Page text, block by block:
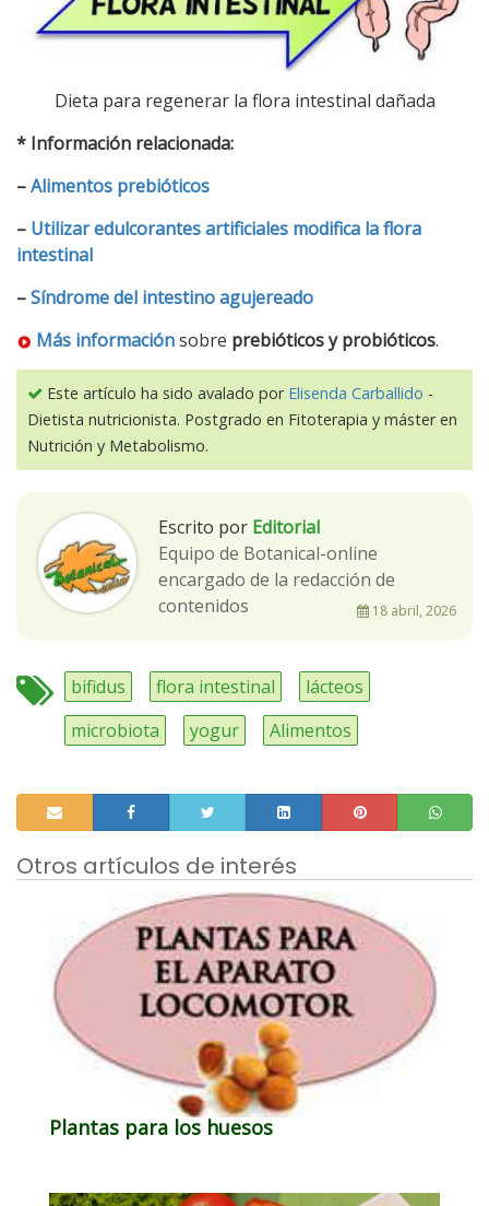
Dieta para regenerar la flora intestinal dañada
* Información relacionada:
–Alimentos prebióticos
– Utilizar edulcorantes artificiales modifica la flora
intestinal
–Síndrome del intestino agujereado
Más informaciónsobre prebióticos y probióticos.
Este artículo ha sido avalado por Elisenda Carballido -
Dietista nutricionista. Postgrado en Fitoterapia y máster en
Nutrición y Metabolismo.
Escrito por Editorial
Equipo de Botanical-online
encargado de la redacción de
contenidos
18 abril, 2026
bifidus flora intestinal
lácteos
microbiota
yogur Alimentos
Otros artículos de interés
Plantas para los huesos